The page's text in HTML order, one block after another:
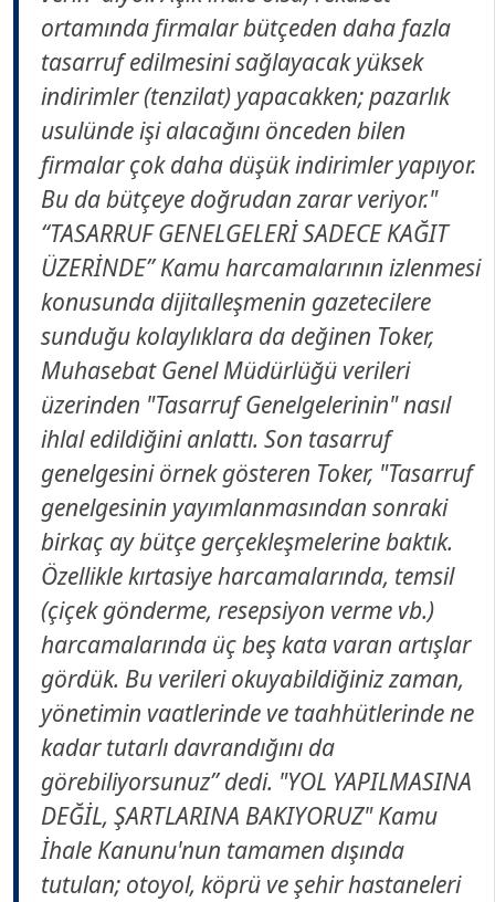
ortamında firmalar bütçeden daha fazla
tasarruf edilmesini sağlayacak yüksek
indirimler (tenzilat) yapacakken; pazarlık
usulünde işi alacağını önceden bilen
firmalar çok daha düşük indirimler yapıyor.
Bu da bütçeye doğrudan zarar veriyor."
“TASARRUF GENELGELERİ SADECE KAĞIT
ÜZERİNDE” Kamu harcamalarının izlenmesi
konusunda dijitalleşmenin gazetecilere
sunduğu kolaylıklara da değinen Toker,
Muhasebat Genel Müdürlüğü verileri
üzerinden "Tasarruf Genelgelerinin" nasıl
ihlal edildiğini anlattı. Son tasarruf
genelgesini örnek gösteren Toker, "Tasarruf
genelgesinin yayımlanmasından sonraki
birkaç ay bütçe gerçekleşmelerine baktık.
Özellikle kırtasiye harcamalarında, temsil
(çiçek gönderme, resepsiyon verme vb.)
harcamalarında üç beş kata varan artışlar
gördük. Bu verileri okuyabildiğiniz zaman,
yönetimin vaatlerinde ve taahhütlerinde ne
kadar tutarlı davrandığını da
görebiliyorsunuz” dedi. "YOL YAPILMASINA
DEĞİL, ŞARTLARINA BAKIYORUZ" Kamu
İhale Kanunu'nun tamamen dışında
tutulan; otoyol, köprü ve şehir hastaneleri